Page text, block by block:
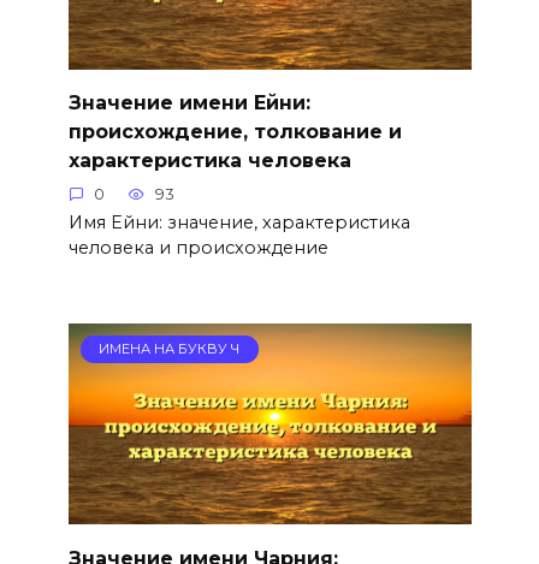
Значение имени Ейни:
происхождение, толкование и
характеристика человека
0 93
Имя Ейни: значение, характеристика
человека и происхождение
ИМЕНА НА БУКВУ Ч
Значение имени Чарния: